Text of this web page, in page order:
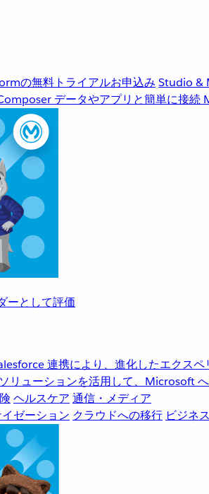
の無料トライアルお申込み Studio &
データやアプリと簡単に接続
ーとして評価
連携により、進化したエクス
リューションを活用して、Microsoft へ
ヘルスケア 通信・メディア
ゼーション クラウドへの移行 ビジネ